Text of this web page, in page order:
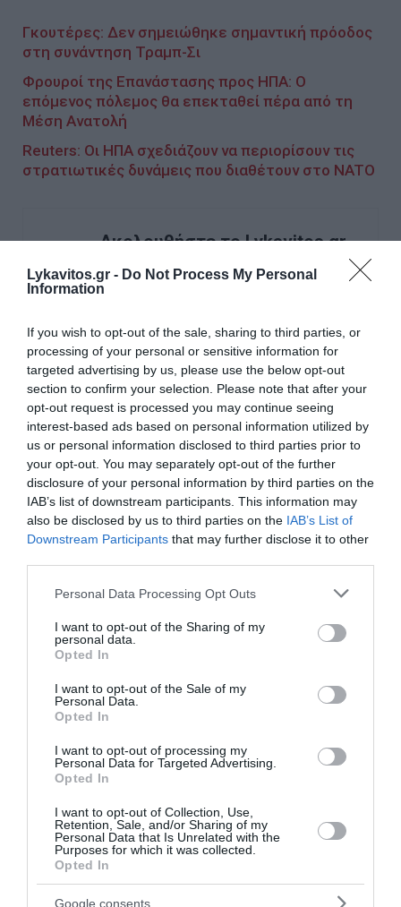
Lykavitos.gr - Do Not Process My Personal
Information
If you wish to opt-out of the sale, sharing to third parties, or
processing of your personal or sensitive information for
targeted advertising by us, please use the below opt-out
section to confirm your selection. Please note that after your
opt-out request is processed you may continue seeing
interest-based ads based on personal information utilized by
us or personal information disclosed to third parties prior to
your opt-out. You may separately opt-out of the further
disclosure of your personal information by third parties on the
IAB’s list of downstream participants. This information may
also be disclosed by us to third parties on the IAB’s List of
Downstream Participants that may further disclose it to other
Please note that this website/app uses one or more Google
not limited to your visit or usage behaviour. You may click to
grant or deny consent to Google and its third-party tags to
use your data for below specified purposes in below Google
consent section.
Personal Data Processing Opt Outs
I want to opt-out of the Sharing of my
personal data.
Opted In
I want to opt-out of the Sale of my
Personal Data.
Opted In
I want to opt-out of processing my
Personal Data for Targeted Advertising.
Opted In
I want to opt-out of Collection, Use,
Retention, Sale, and/or Sharing of my
Personal Data that Is Unrelated with the
Purposes for which it was collected.
Opted In
Google consents
Γκουτέρες: Δεν σημειώθηκε σημαντική πρόοδος
στη συνάντηση Τραμπ-Σι
Φρουροί της Επανάστασης προς ΗΠΑ: Ο
επόμενος πόλεμος θα επεκταθεί πέρα από τη
Μέση Ανατολή
Reuters: Οι ΗΠΑ σχεδιάζουν να περιορίσουν τις
στρατιωτικές δυνάμεις που διαθέτουν στο NATO
Ακολουθήστε το Lykavitos.gr
στο Google News
και μάθετε πρώτοι όλες τις
Ροή ειδήσεων
Πλούσιο το αθλητικό πρόγραμμα σήμερα – Οι αγώνες και
οι ώρες των μεταδόσεων
Το ποίημα της Κυριακής: Αύγουστος των πανηγυριών
Χάος στη Βουλή του Κοσόβου: Βουλευτής πέταξε αυγά
στον υπηρεσιακό πρωθυπουργό φωνάζοντας «ντροπή»
δύο χαμένοι και ένας κερδισμένος: Ο Μητσοτάκης
Θρήνος στην Πάρο για τον χαμό 4χρονου σε πισίνα -
Συγκλονιστική η προσπάθεια του μπάρμαν να αποτρέψει
Ελαφονήσι: Συνελήφθη για 7η φορά παρκαδόρος που
«ψάρευε» πελάτες – Αστυνομικοί παρίσταναν τους
τουρίστες
Μπακαλιάρος ογκρατέν
Γιάννης Κωνσταντέλιας: Έγινε ξανά πατέρας – Απέκτησε
και δεύτερο παιδί
Καιρός: «Καμίνι» η χώρα με έως 39°C – Άνεμοι έως 7
μποφόρ και υψηλός κίνδυνος πυρκαγιάς